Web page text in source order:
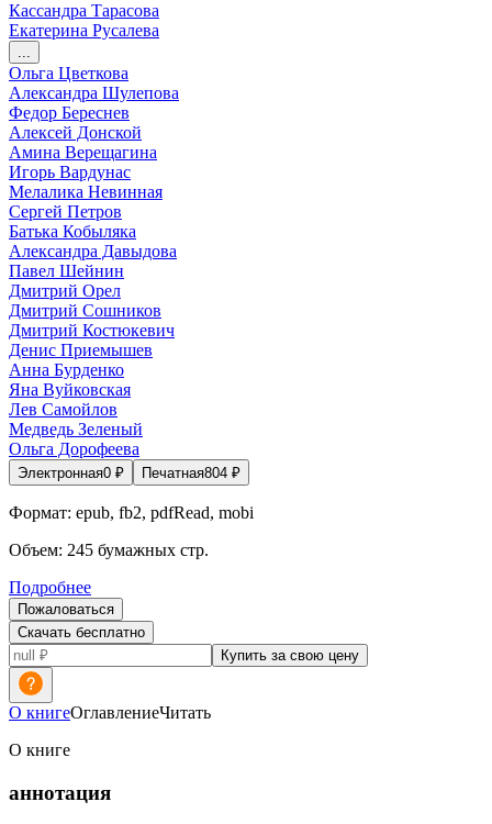
Кассандра Тарасова
Екатерина Русалева
...
Ольга Цветкова
Александра Шулепова
Федор Береснев
Алексей Донской
Амина Верещагина
Игорь Вардунас
Мелалика Невинная
Сергей Петров
Батька Кобыляка
Александра Давыдова
Павел Шейнин
Дмитрий Орел
Дмитрий Сошников
Дмитрий Костюкевич
Денис Приемышев
Анна Бурденко
Яна Вуйковская
Лев Самойлов
Медведь Зеленый
Ольга Дорофеева
Электронная0 ₽ Печатная804 ₽
Формат: epub, fb2, pdfRead, mobi
Объем: 245 бумажных стр.
Подробнее
Пожаловаться
Скачать бесплатно
Купить за свою цену
О книгеОглавлениеЧитать
О книге
аннотация